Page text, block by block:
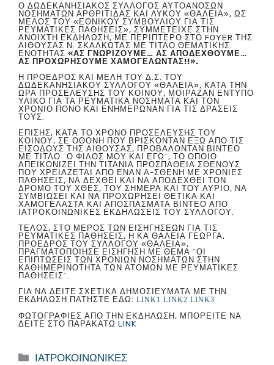
Ο ΔΩΔΕΚΑΝΗΣΙΑΚΌΣ ΣΎΛΛΟΓΟΣ ΑΥΤΟΆΝΟΣΩΝ
ΝΟΣΗΜΆΤΩΝ ΑΡΘΡΊΤΙΔΑΣ ΚΑΙ ΛΎΚΟΥ «ΘΑΛΕΙΑ», ΩΣ
ΜΈΛΟΣ ΤΟΥ «ΕΘΝΙΚΟΎ ΣΥΜΒΟΎΛΙΟΥ ΓΙΑ ΤΙΣ
ΡΕΥΜΑΤΙΚΈΣ ΠΑΘΉΣΕΙΣ», ΣΥΜΜΕΤΕΊΧΕ ΣΤΗΝ
ΑΝΟΙΧΤΉ ΕΚΔΉΛΩΣΗ, ΜΕ ΠΕΡΊΠΤΕΡΟ ΣΤΟ FOYER ΤΗΣ
ΑΊΘΟΥΣΑΣ Ν. ΣΚΑΛΚΏΤΑΣ ΜΕ ΤΊΤΛΟ ΘΕΜΑΤΙΚΉΣ
ΕΝΌΤΗΤΑΣ «ΑΣ ΓΝΩΡΊΖΟΥΜΕ… ΑΣ ΑΠΟΔΕΧΘΟΎΜΕ…
ΑΣ ΠΡΟΧΩΡΉΣΟΥΜΕ ΧΑΜΟΓΕΛΏΝΤΑΣ!!».
Η ΠΡΌΕΔΡΟΣ ΚΑΙ ΜΈΛΗ ΤΟΥ Δ.Σ. ΤΟΥ
ΔΩΔΕΚΑΝΗΣΙΑΚΟΎ ΣΥΛΛΌΓΟΥ «ΘΑΛΕΙΑ», ΚΑΤΆ ΤΗΝ
ΏΡΑ ΠΡΟΣΈΛΕΥΣΗΣ ΤΟΥ ΚΟΙΝΟΎ, ΜΟΊΡΑΖΑΝ ΈΝΤΥΠΟ
ΥΛΙΚΌ ΓΙΑ ΤΑ ΡΕΥΜΑΤΙΚΆ ΝΟΣΉΜΑΤΑ ΚΑΙ ΤΟΝ
ΧΡΌΝΙΟ ΠΌΝΟ ΚΑΙ ΕΝΗΜΈΡΩΝΑΝ ΓΙΑ ΤΙΣ ΔΡΆΣΕΙΣ
ΤΟΥΣ.
ΕΠΊΣΗΣ, ΚΑΤΆ ΤΟ ΧΡΌΝΟ ΠΡΟΣΈΛΕΥΣΗΣ ΤΟΥ
ΚΟΙΝΟΎ, ΣΕ ΟΘΌΝΗ ΠΟΥ ΒΡΊΣΚΟΝΤΑΝ ΈΞΩ ΑΠΌ ΤΙΣ
ΕΙΣΌΔΟΥΣ ΤΗΣ ΑΊΘΟΥΣΑΣ, ΠΡΟΒΆΛΟΝΤΑΝ ΒΊΝΤΕΟ
ΜΕ ΤΊΤΛΟ ¨Ο ΦΊΛΟΣ ΜΟΥ ΚΑΙ ΕΓΏ¨, ΤΟ ΟΠΟΊΟ
ΑΠΕΙΚΟΝΊΖΕΙ ΤΗΝ ΤΙΤΆΝΙΑ ΠΡΟΣΠΆΘΕΙΑ ΣΘΈΝΟΥΣ
ΠΟΥ ΧΡΕΙΆΖΕΤΑΙ ΑΠΌ ΈΝΑΝ Ἀ-ΣΘΕΝΉ ΜΕ ΧΡΌΝΙΕΣ
ΠΑΘΉΣΕΙΣ, ΝΑ ΔΕΧΘΕΊ ΚΑΙ ΝΑ ΑΠΟΔΕΧΘΕΊ ΤΟΝ
ΔΡΌΜΟ ΤΟΥ ΧΘΕΣ, ΤΟΥ ΣΉΜΕΡΑ ΚΑΙ ΤΟΥ ΑΎΡΙΟ, ΝΑ
ΣΥΜΒΙΏΣΕΙ ΚΑΙ ΝΑ ΠΡΟΧΩΡΉΣΕΙ ΘΕΤΙΚΆ ΚΑΙ
ΧΑΜΟΓΕΛΑΣΤΆ ΚΑΙ ΑΠΟΣΠΆΣΜΑΤΑ ΒΊΝΤΕΟ ΑΠΌ
ΙΑΤΡΟΚΟΙΝΩΝΙΚΈΣ ΕΚΔΗΛΏΣΕΙΣ ΤΟΥ ΣΥΛΛΌΓΟΥ.
ΤΈΛΟΣ, ΣΤΟ ΜΈΡΟΣ ΤΩΝ ΕΙΣΗΓΉΣΕΩΝ ΓΙΑ ΤΙΣ
ΡΕΥΜΑΤΙΚΈΣ ΠΑΘΉΣΕΙΣ, Η ΚΑ ΘΆΛΕΙΑ ΓΕΩΡΓΆ,
ΠΡΌΕΔΡΟΣ ΤΟΥ ΣΥΛΛΌΓΟΥ «ΘΑΛΕΙΑ»,
ΠΡΑΓΜΑΤΟΠΟΊΗΣΕ ΕΙΣΉΓΗΣΗ ΜΕ ΘΈΜΑ ¨ΟΙ
ΕΠΙΠΤΏΣΕΙΣ ΤΩΝ ΧΡΌΝΙΩΝ ΝΟΣΗΜΆΤΩΝ ΣΤΗΝ
ΚΑΘΗΜΕΡΙΝΌΤΗΤΑ ΤΩΝ ΑΤΌΜΩΝ ΜΕ ΡΕΥΜΑΤΙΚΈΣ
ΠΑΘΉΣΕΙΣ¨.
ΓΙΑ ΝΑ ΔΕΊΤΕ ΣΧΕΤΙΚΆ ΔΗΜΟΣΙΕΎΜΑΤΑ ΜΕ ΤΗΝ
ΕΚΔΉΛΩΣΗ ΠΑΤΉΣΤΕ ΕΔΏ: LINK1 LINK2 LINK3
ΦΩΤΟΓΡΑΦΊΕΣ ΑΠΌ ΤΗΝ ΕΚΔΉΛΩΣΗ, ΜΠΟΡΕΊΤΕ ΝΑ
ΔΕΊΤΕ ΣΤΟ ΠΑΡΑΚΆΤΩ LINK
Κατηγορίες
ΙΑΤΡΟΚΟΙΝΩΝΙΚΕΣ